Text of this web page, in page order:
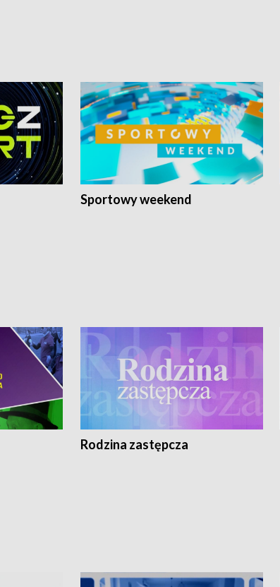
Sportowy weekend
Rodzina zastępcza